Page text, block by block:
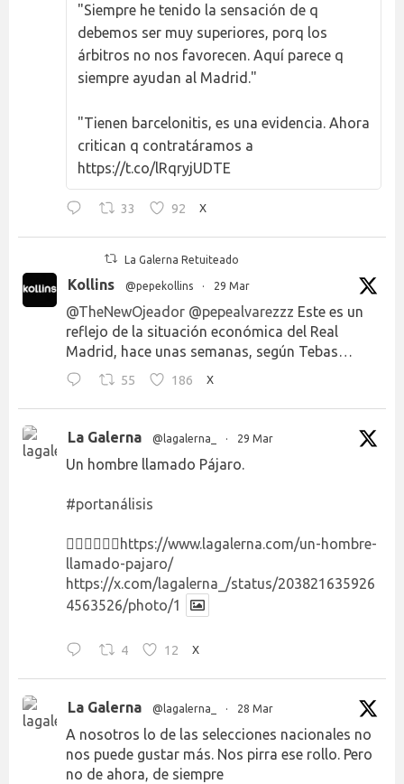
"Siempre he tenido la sensación de q
debemos ser muy superiores, porq los
árbitros no nos favorecen. Aquí parece q
siempre ayudan al Madrid."
"Tienen barcelonitis, es una evidencia. Ahora
critican q contratáramos a
https://t.co/lRqryjUDTE
33 92 X
La Galerna Retuiteado
Kollins @pepekollins · 29 Mar
@TheNewOjeador @pepealvarezzz Este es un
reflejo de la situación económica del Real
Madrid, hace unas semanas, según Tebas…
55 186 X
La Galerna @lagalerna_ · 29 Mar
Un hombre llamado Pájaro.
#portanálisis
👉🏻👉🏻👉🏻 https://www.lagalerna.com/un-hombre-
llamado-pajaro/
https://x.com/lagalerna_/status/203821635926
4563526/photo/1
4 12 X
La Galerna @lagalerna_ · 28 Mar
A nosotros lo de las selecciones nacionales no
nos puede gustar más. Nos pirra ese rollo. Pero
no de ahora, de siempre